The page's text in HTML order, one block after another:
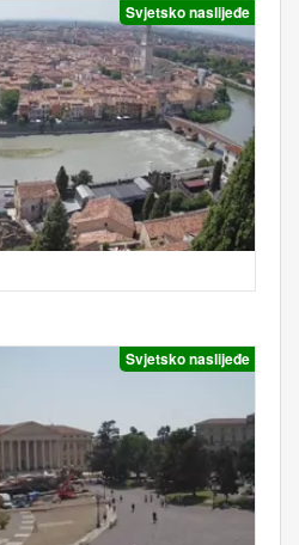
Svjetsko naslijeđe
Svjetsko naslijeđe